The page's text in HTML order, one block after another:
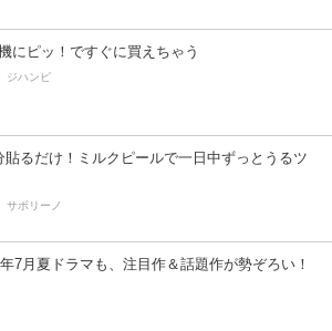
にピッ！ですぐに買えちゃう
ジハンピ
貼るだけ！ミルクピールで一日中ずっとうるツ
サボリーノ
7月夏ドラマも、注目作＆話題作が勢ぞろい！